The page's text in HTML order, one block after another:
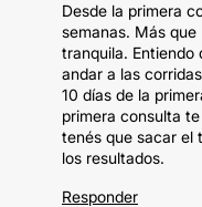
Desde la primera
semanas. Más
tranquila. Entiendo
andar a las
10 días de la
primera consulta
tenés que sacar el
los resultados.
Responder